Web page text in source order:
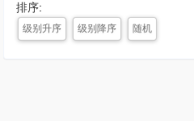
排序:
级别升序 级别降序 随机